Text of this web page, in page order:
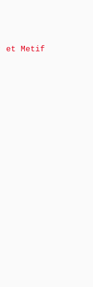
et Metif